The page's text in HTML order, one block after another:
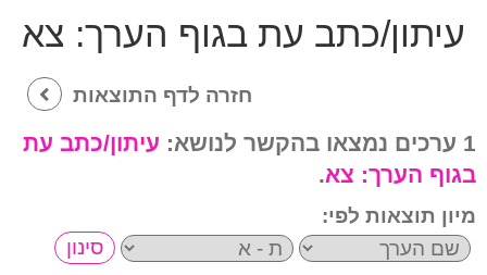
עיתון/כתב עת בגוף הערך: צא
חזרה לדף התוצאות
1 ערכים נמצאו בהקשר לנושא:
עיתון/כתב עת
בגוף הערך: צא.
מיון תוצאות לפי: